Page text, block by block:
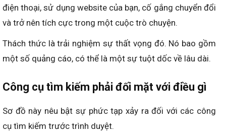
điện thoại, sử dụng website của bạn, cố gắng chuyển đổi
và trở nên tích cực trong một cuộc trò chuyện.
Thách thức là trải nghiệm sự thất vọng đó. Nó bao gồm
một số quảng cáo, có thể là một sự tuột dốc về lâu dài.
Công cụ tìm kiếm phải đối mặt với điều gì
Sơ đồ này nêu bật sự phức tạp xảy ra đối với các công
cụ tìm kiếm trước trình duyệt.